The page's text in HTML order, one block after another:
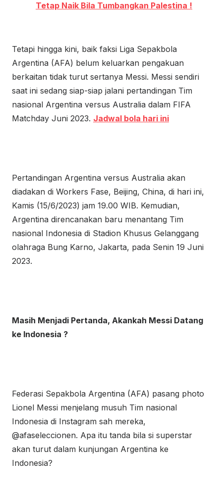
Tetap Naik Bila Tumbangkan Palestina !
Tetapi hingga kini, baik faksi Liga Sepakbola
Argentina (AFA) belum keluarkan pengakuan
berkaitan tidak turut sertanya Messi. Messi sendiri
saat ini sedang siap-siap jalani pertandingan Tim
nasional Argentina versus Australia dalam FIFA
Matchday Juni 2023. Jadwal bola hari ini
Pertandingan Argentina versus Australia akan
diadakan di Workers Fase, Beijing, China, di hari ini,
Kamis (15/6/2023) jam 19.00 WIB. Kemudian,
Argentina direncanakan baru menantang Tim
nasional Indonesia di Stadion Khusus Gelanggang
olahraga Bung Karno, Jakarta, pada Senin 19 Juni
2023.
Masih Menjadi Pertanda, Akankah Messi Datang
ke Indonesia ?
Federasi Sepakbola Argentina (AFA) pasang photo
Lionel Messi menjelang musuh Tim nasional
Indonesia di Instagram sah mereka,
@afaseleccionen. Apa itu tanda bila si superstar
akan turut dalam kunjungan Argentina ke
Indonesia?